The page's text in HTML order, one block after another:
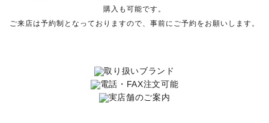
購入も可能です。
ご来店は予約制となっておりますので、事前にご予約をお願いします。